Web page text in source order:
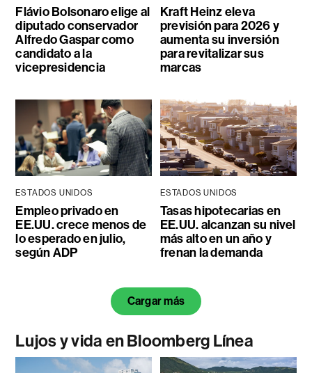
Flávio Bolsonaro elige al
diputado conservador
Alfredo Gaspar como
candidato a la
vicepresidencia
Kraft Heinz eleva
previsión para 2026 y
aumenta su inversión
para revitalizar sus
marcas
ESTADOS UNIDOS
Empleo privado en
EE.UU. crece menos de
lo esperado en julio,
según ADP
ESTADOS UNIDOS
Tasas hipotecarias en
EE.UU. alcanzan su nivel
más alto en un año y
frenan la demanda
Cargar más
Lujos y vida en Bloomberg Línea